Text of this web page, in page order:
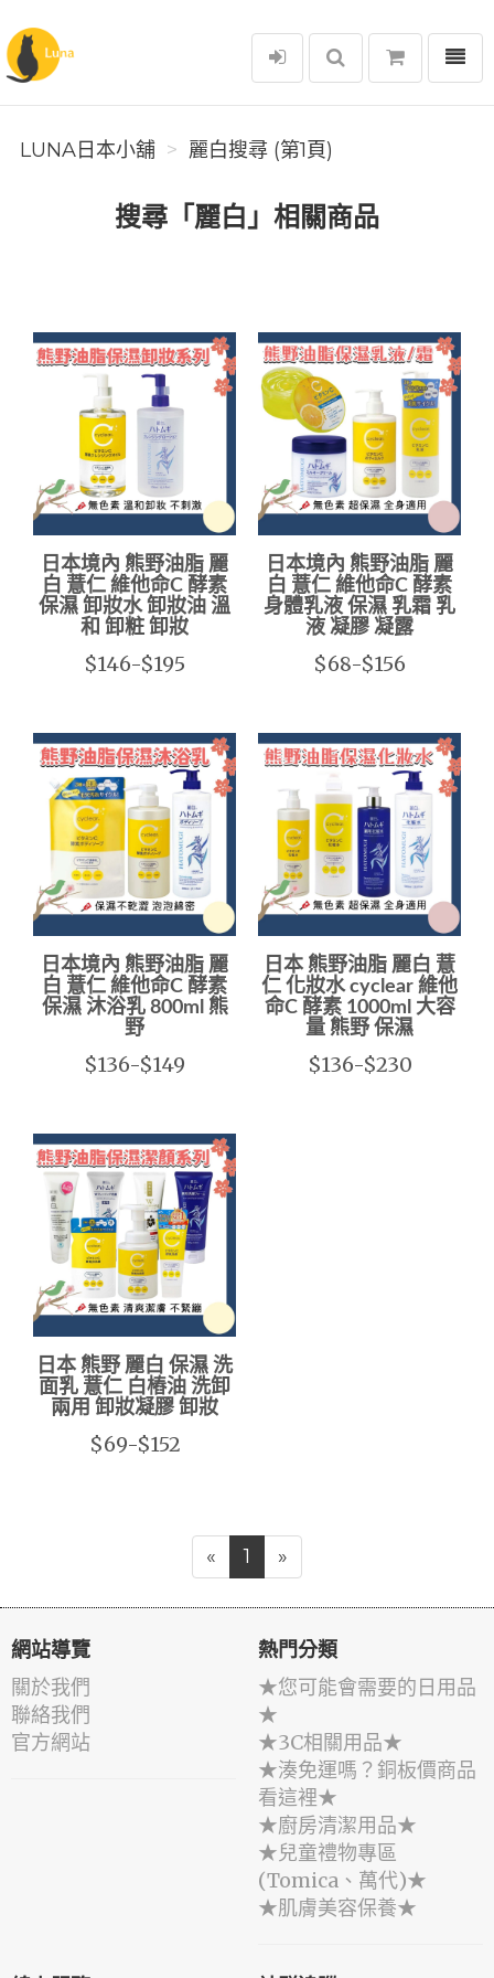
Luna日本小舖
選單
LUNA日本小舖 麗白搜尋 (第1頁)
搜尋「麗白」相關商品
日本境內 熊野油脂 麗
白 薏仁 維他命C 酵素
保濕 卸妝水 卸妝油 溫
和 卸粧 卸妝
$146-$195
日本境內 熊野油脂 麗
白 薏仁 維他命C 酵素
身體乳液 保濕 乳霜 乳
液 凝膠 凝露
$68-$156
日本境內 熊野油脂 麗
白 薏仁 維他命C 酵素
保濕 沐浴乳 800ml 熊
野
$136-$149
日本 熊野油脂 麗白 薏
仁 化妝水 cyclear 維他
命C 酵素 1000ml 大容
量 熊野 保濕
$136-$230
日本 熊野 麗白 保濕 洗
面乳 薏仁 白樁油 洗卸
兩用 卸妝凝膠 卸妝
$69-$152
« 1 »
網站導覽
關於我們
聯絡我們
官方網站
熱門分類
★您可能會需要的日用品
★
★3C相關用品★
★湊免運嗎？銅板價商品
看這裡★
★廚房清潔用品★
★兒童禮物專區
(Tomica、萬代)★
★肌膚美容保養★